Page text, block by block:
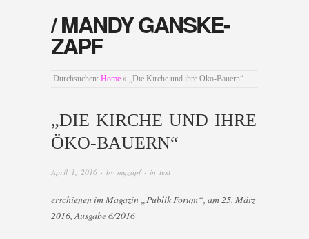
/ MANDY GANSKE-
ZAPF
Durchsuchen: Home » „Die Kirche und ihre Öko-Bauern“
„DIE KIRCHE UND IHRE
ÖKO-BAUERN“
April 1, 2016 · by mgzapf· in text
erschienen im Magazin „Publik Forum“, am 25. März
2016, Ausgabe 6/2016